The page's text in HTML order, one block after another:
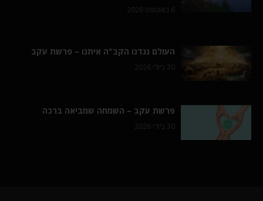
6 באוגוסט 2026
העולם נגדנו הקב"ה איתנו – פרשת עקב
30 ביולי 2026
פרשת עקב – השמחה שמביאה ברכה
30 ביולי 2026